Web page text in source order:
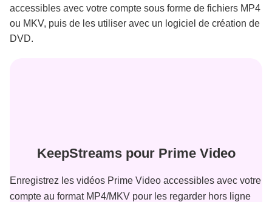
accessibles avec votre compte sous forme de fichiers MP4
ou MKV, puis de les utiliser avec un logiciel de création de
DVD.
KeepStreams pour Prime Video
Enregistrez les vidéos Prime Video accessibles avec votre
compte au format MP4/MKV pour les regarder hors ligne